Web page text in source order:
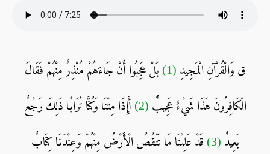
ق وَالْقُرْآنِ الْمَجِيدِ (1) بَلْ عَجِبُوا أَنْ جَاءَهُمْ مُنْذِرٌ مِنْهُمْ فَقَالَ
الْكَافِرُونَ هَذَا شَيْءٌ عَجِيبٌ (2) أَإِذَا مِتْنَا وَكُنَّا تُرَابًا ذَلِكَ رَجْعٌ
بَعِيدٌ (3) قَدْ عَلِمْنَا مَا تَنْقُصُ الْأَرْضُ مِنْهُمْ وَعِنْدَنَا كِتَابٌ